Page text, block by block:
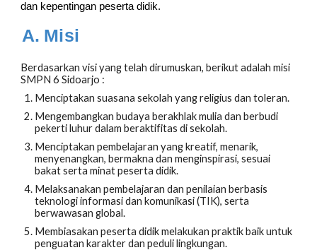
dan kepentingan peserta didik.
A. Misi
Berdasarkan visi yang telah dirumuskan, berikut adalah misi
SMPN 6 Sidoarjo :
Menciptakan suasana sekolah yang religius dan toleran.
Mengembangkan budaya berakhlak mulia dan berbudi
pekerti luhur dalam beraktifitas di sekolah.
Menciptakan pembelajaran yang kreatif, menarik,
menyenangkan, bermakna dan menginspirasi, sesuai
bakat serta minat peserta didik.
Melaksanakan pembelajaran dan penilaian berbasis
teknologi informasi dan komunikasi (TIK), serta
berwawasan global.
Membiasakan peserta didik melakukan praktik baik untuk
penguatan karakter dan peduli lingkungan.